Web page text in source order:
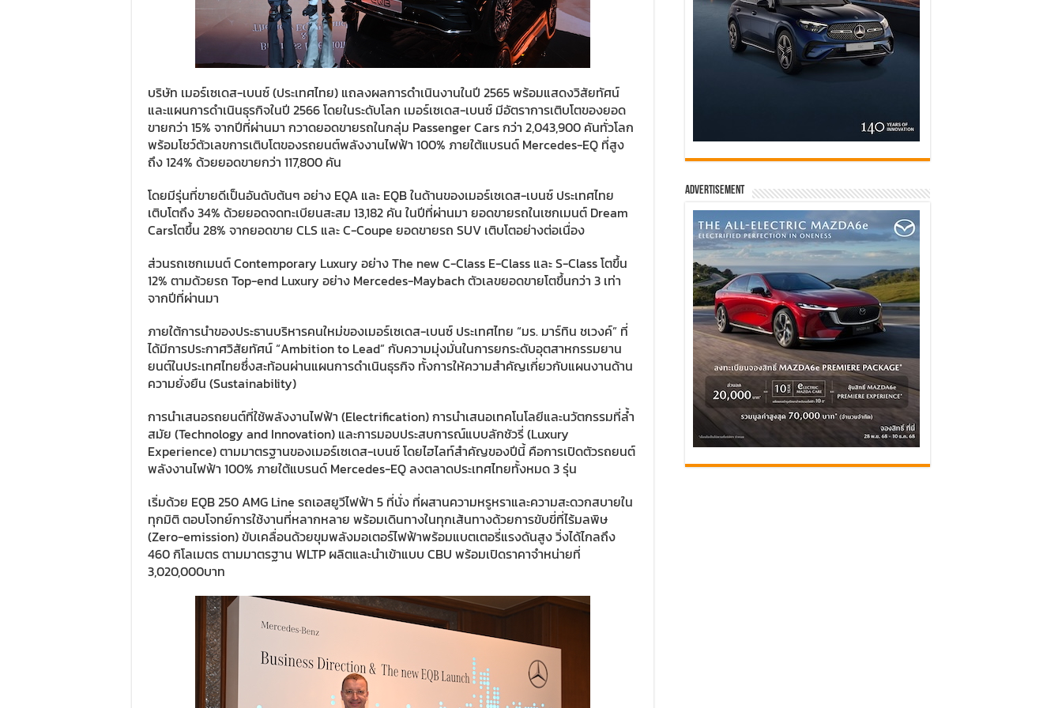
บริษัท เมอร์เซเดส-เบนซ์ (ประเทศไทย) แถลงผลการดำเนินงานในปี 2565 พร้อมแสดงวิสัยทัศน์
และแผนการดำเนินธุรกิจในปี 2566 โดยในระดับโลก เมอร์เซเดส-เบนซ์ มีอัตราการเติบโตของยอด
ขายกว่า 15% จากปีที่ผ่านมา กวาดยอดขายรถในกลุ่ม Passenger Cars กว่า 2,043,900 คันทั่วโลก
พร้อมโชว์ตัวเลขการเติบโตของรถยนต์พลังงานไฟฟ้า 100% ภายใต้แบรนด์ Mercedes-EQ ที่สูง
ถึง 124% ด้วยยอดขายกว่า 117,800 คัน
โดยมีรุ่นที่ขายดีเป็นอันดับต้นๆ อย่าง EQA และ EQB ในด้านของเมอร์เซเดส-เบนซ์ ประเทศไทย
เติบโตถึง 34% ด้วยยอดจดทะเบียนสะสม 13,182 คัน ในปีที่ผ่านมา ยอดขายรถในเซกเมนต์ Dream
Carsโตขึ้น 28% จากยอดขาย CLS และ C-Coupe ยอดขายรถ SUV เติบโตอย่างต่อเนื่อง
ส่วนรถเซกเมนต์ Contemporary Luxury อย่าง The new C-Class E-Class และ S-Class โตขึ้น
12% ตามด้วยรถ Top-end Luxury อย่าง Mercedes-Maybach ตัวเลขยอดขายโตขึ้นกว่า 3 เท่า
จากปีที่ผ่านมา
ภายใต้การนำของประธานบริหารคนใหม่ของเมอร์เซเดส-เบนซ์ ประเทศไทย “มร. มาร์ทิน ชเวงค์” ที่
ได้มีการประกาศวิสัยทัศน์ “Ambition to Lead” กับความมุ่งมั่นในการยกระดับอุตสาหกรรมยาน
ยนต์ในประเทศไทยซึ่งสะท้อนผ่านแผนการดำเนินธุรกิจ ทั้งการให้ความสำคัญเกี่ยวกับแผนงานด้าน
ความยั่งยืน (Sustainability)
การนำเสนอรถยนต์ที่ใช้พลังงานไฟฟ้า (Electrification) การนำเสนอเทคโนโลยีและนวัตกรรมที่ล้ำ
สมัย (Technology and Innovation) และการมอบประสบการณ์แบบลักชัวรี่ (Luxury
Experience) ตามมาตรฐานของเมอร์เซเดส-เบนซ์ โดยไฮไลท์สำคัญของปีนี้ คือการเปิดตัวรถยนต์
พลังงานไฟฟ้า 100% ภายใต้แบรนด์ Mercedes-EQ ลงตลาดประเทศไทยทั้งหมด 3 รุ่น
เริ่มด้วย EQB 250 AMG Line รถเอสยูวีไฟฟ้า 5 ที่นั่ง ที่ผสานความหรูหราและความสะดวกสบายใน
ทุกมิติ ตอบโจทย์การใช้งานที่หลากหลาย พร้อมเดินทางในทุกเส้นทางด้วยการขับขี่ที่ไร้มลพิษ
(Zero-emission) ขับเคลื่อนด้วยขุมพลังมอเตอร์ไฟฟ้าพร้อมแบตเตอรี่แรงดันสูง วิ่งได้ไกลถึง
460 กิโลเมตร ตามมาตรฐาน WLTP ผลิตและนำเข้าแบบ CBU พร้อมเปิดราคาจำหน่ายที่
3,020,000บาท
Advertisement